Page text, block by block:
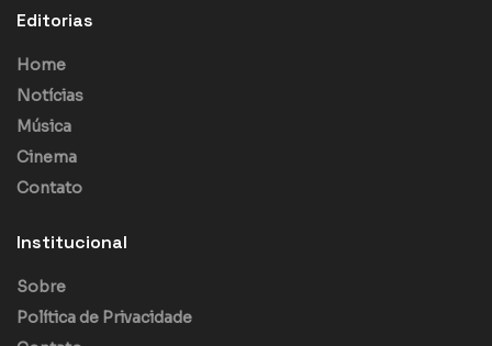
Editorias
Home
Notícias
Música
Cinema
Contato
Institucional
Sobre
Política de Privacidade